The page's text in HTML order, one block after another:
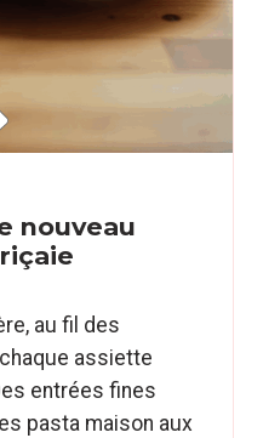
nouveau
au fil des
assiette
entrées fines
pasta maison aux